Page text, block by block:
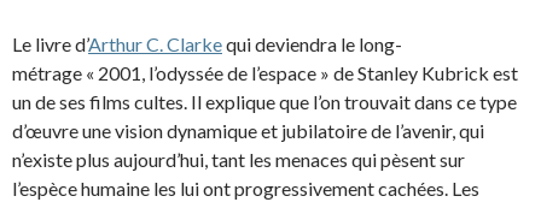
Le livre d’Arthur C. Clarkequi deviendra le long-
métrage « 2001, l’odyssée de l’espace » de Stanley Kubrick est
un de ses films cultes. Il explique que l’on trouvait dans ce type
d’œuvre une vision dynamique et jubilatoire de l’avenir, qui
n’existe plus aujourd’hui, tant les menaces qui pèsent sur
l’espèce humaine les lui ont progressivement cachées. Les